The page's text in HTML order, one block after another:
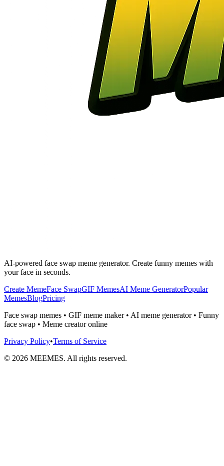
AI-powered face swap meme generator. Create funny memes with
your face in seconds.
Create MemeFace SwapGIF MemesAI Meme GeneratorPopular
MemesBlogPricing
Face swap memes • GIF meme maker • AI meme generator • Funny
face swap • Meme creator online
Privacy Policy•Terms of Service
© 2026 MEEMES. All rights reserved.